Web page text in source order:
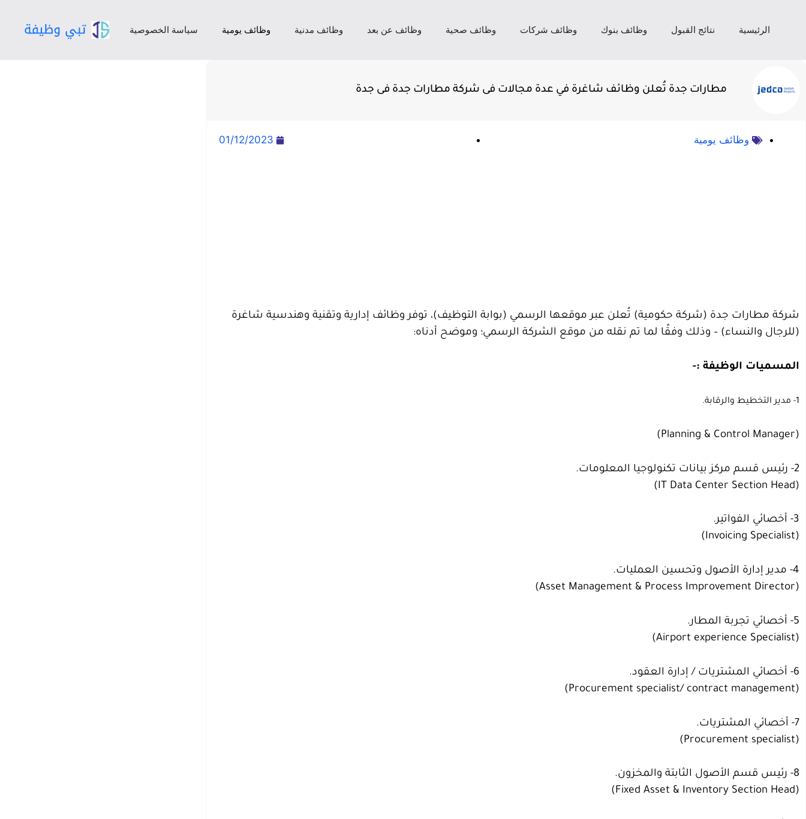
الرئيسية نتائج القبول وظائف بنوك وظائف شركات وظائف صحية وظائف عن بعد وظائف مدنية وظائف يومية سياسة الخصوصية
مطارات جدة تُعلن وظائف شاغرة في عدة مجالات فى شركة مطارات جدة فى جدة
وظائف يومية 01/12/2023
شركة مطارات جدة (شركة حكومية) تُعلن عبر موقعها الرسمي (بوابة التوظيف)، توفر وظائف إدارية وتقنية وهندسية شاغرة
(للرجال والنساء) – وذلك وفقًا لما تم نقله من موقع الشركة الرسمي؛ وموضح أدناه:
المسميات الوظيفة :-
1- مدير التخطيط والرقابة.
(Planning & Control Manager)
2- رئيس قسم مركز بيانات تكنولوجيا المعلومات.
(IT Data Center Section Head)
3- أخصائي الفواتير.
(Invoicing Specialist)
4- مدير إدارة الأصول وتحسين العمليات.
(Asset Management & Process Improvement Director)
5- أخصائي تجربة المطار.
(Airport experience Specialist)
6- أخصائي المشتريات / إدارة العقود.
(Procurement specialist/ contract management)
7- أخصائي المشتريات.
(Procurement specialist)
8- رئيس قسم الأصول الثابتة والمخزون.
(Fixed Asset & Inventory Section Head)